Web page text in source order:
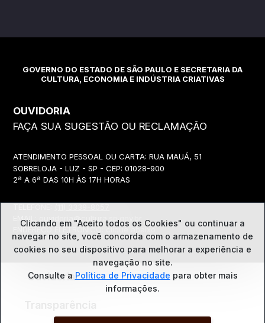
GOVERNO DO ESTADO DE SÃO PAULO E SECRETARIA DA
CULTURA, ECONOMIA E INDÚSTRIA CRIATIVAS
OUVIDORIA
FAÇA SUA SUGESTÃO OU RECLAMAÇÃO
ATENDIMENTO PESSOAL OU CARTA: RUA MAUÁ, 51
SOBRELOJA - LUZ - SP - CEP: 01028-900
2ª A 6ª DAS 10H ÀS 17H HORAS
EMAIL:
ouvidoria@cultura.sp.gov.br
ENDEREÇO ELETRÔNICO: clique abaixo
Ouvidoria
Clicando em "Aceito todos os Cookies" ou continuar a
navegar no site, você concorda com o armazenamento de
cookies no seu dispositivo para melhorar a experiência e
navegação no site.
Consulte a Política de Privacidade para obter mais
informações.